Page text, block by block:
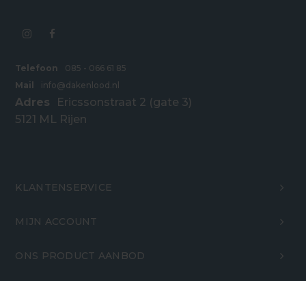
Telefoon
085 - 066 61 85
Mail
info@dakenlood.nl
Adres
Ericssonstraat 2 (gate 3)
5121 ML Rijen
KLANTENSERVICE
MIJN ACCOUNT
ONS PRODUCT AANBOD